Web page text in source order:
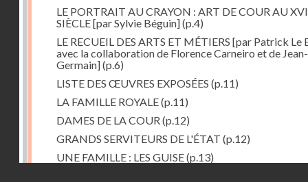
LE PORTRAIT AU CRAYON : ART DE COUR AU
SIÈCLE [par Sylvie Béguin](p.4)
LE RECUEIL DES ARTS ET MÉTIERS [par Patrick
avec la collaboration de Florence Carneiro et de
Germain](p.6)
LISTE DES ŒUVRES EXPOSÉES (p.11)
LA FAMILLE ROYALE(p.11)
DAMES DE LA COUR (p.12)
GRANDS SERVITEURS DE L'ÉTAT (p.12)
UNE FAMILLE : LES GUISE(p.13)